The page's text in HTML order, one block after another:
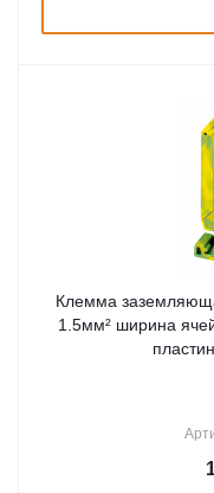
Клемма
1.5мм² ширина